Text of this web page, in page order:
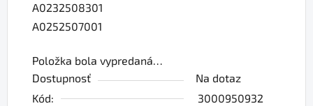
A0232508301
A0252507001
Položka bola vypredaná…
Dostupnosť
Na dotaz
Kód:
3000950932